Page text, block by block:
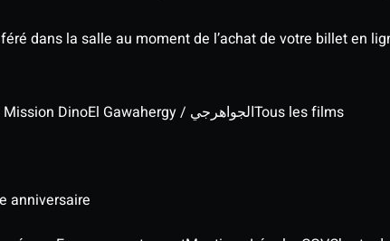
dans la salle au moment de l’achat de votre billet en
Dino El Gawahergy / الجواهرجيTous les films
anniversaire